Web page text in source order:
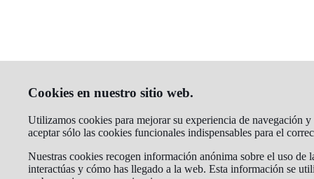
Cookies en nuestro sitio web.
Utilizamos cookies para mejorar su experiencia de navegación
aceptar sólo las cookies funcionales indispensables para el
Nuestras cookies recogen información anónima sobre el uso de
interactúas y cómo has llegado a la web. Esta información se